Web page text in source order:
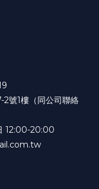
號1樓（同公司聯絡
12:00-20:00